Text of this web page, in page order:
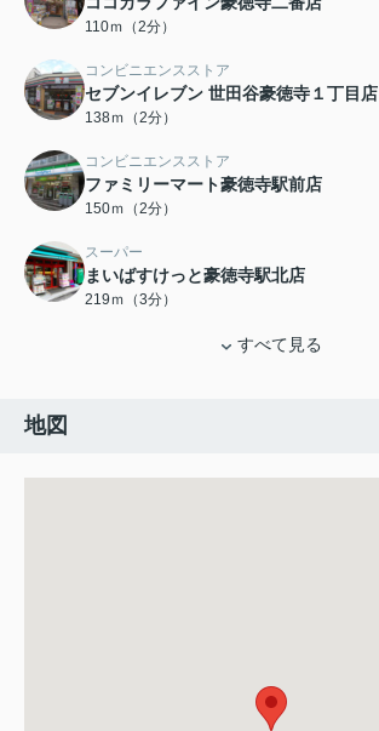
110ｍ（2分）
コンビニエンスストア
セブンイレブン 世田谷豪徳寺１丁目店
138ｍ（2分）
コンビニエンスストア
ファミリーマート豪徳寺駅前店
150ｍ（2分）
スーパー
まいばすけっと豪徳寺駅北店
219ｍ（3分）
すべて見る
地図